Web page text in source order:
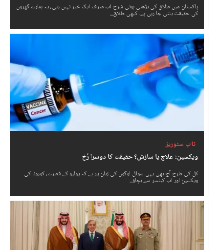
پاکستان میں طلاق کی بڑھتی ہوئی شرح اب صرف ایک خبر نہیں رہی، یہ ہمارے گھروں
کی حقیقت بنتی جا رہی ہے۔ کبھی طلاق...
ٹاپ سٹوریز
ویکسین: علاج یا سازش؟ حقیقت کا دوسرا رُخ
کل کی طرح آج بھی یہی سوال لوگوں کی زبان پر ہے کہ پولیو کے قطرے، کورونا کی
ویکسین اور اب کینسر سے بچاؤ...